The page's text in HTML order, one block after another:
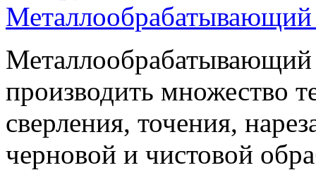
Металлообрабатывающий
Металлообрабатывающий
производить множество
сверления, точения,
черновой и чистовой